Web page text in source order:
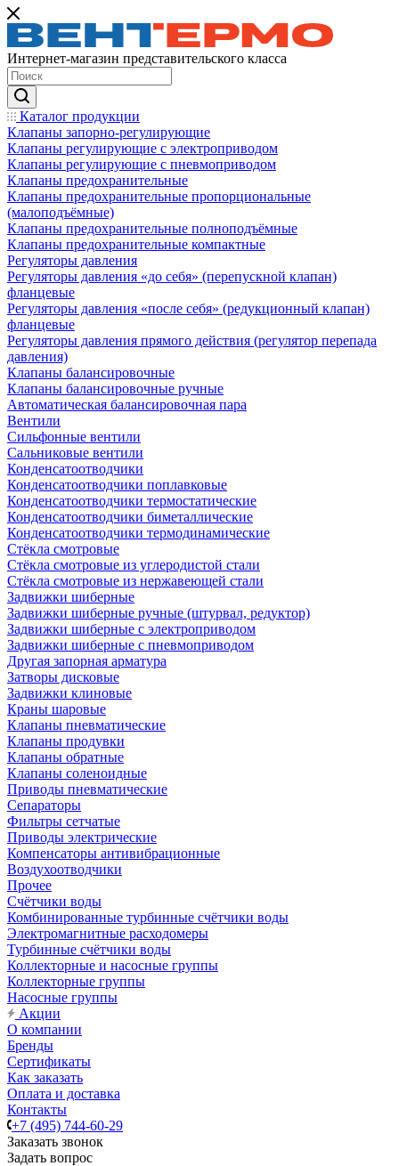
Интернет-магазин представительского класса
Каталог продукции
Клапаны запорно-регулирующие
Клапаны регулирующие с электроприводом
Клапаны регулирующие с пневмоприводом
Клапаны предохранительные
Клапаны предохранительные пропорциональные
(малоподъёмные)
Клапаны предохранительные полноподъёмные
Клапаны предохранительные компактные
Регуляторы давления
Регуляторы давления «до себя» (перепускной клапан)
фланцевые
Регуляторы давления «после себя» (редукционный клапан)
фланцевые
Регуляторы давления прямого действия (регулятор перепада
давления)
Клапаны балансировочные
Клапаны балансировочные ручные
Автоматическая балансировочная пара
Вентили
Сильфонные вентили
Сальниковые вентили
Конденсатоотводчики
Конденсатоотводчики поплавковые
Конденсатоотводчики термостатические
Конденсатоотводчики биметаллические
Конденсатоотводчики термодинамические
Стёкла смотровые
Стёкла смотровые из углеродистой стали
Стёкла смотровые из нержавеющей стали
Задвижки шиберные
Задвижки шиберные ручные (штурвал, редуктор)
Задвижки шиберные с электроприводом
Задвижки шиберные с пневмоприводом
Другая запорная арматура
Затворы дисковые
Задвижки клиновые
Краны шаровые
Клапаны пневматические
Клапаны продувки
Клапаны обратные
Клапаны соленоидные
Приводы пневматические
Сепараторы
Фильтры сетчатые
Приводы электрические
Компенсаторы антивибрационные
Воздухоотводчики
Прочее
Счётчики воды
Комбинированные турбинные счётчики воды
Электромагнитные расходомеры
Турбинные счётчики воды
Коллекторные и насосные группы
Коллекторные группы
Насосные группы
Акции
О компании
Бренды
Сертификаты
Как заказать
Оплата и доставка
Контакты
+7 (495) 744-60-29
Заказать звонок
Задать вопрос